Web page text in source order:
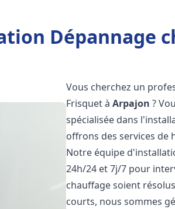
Dépannage
Vous cherchez un
Frisquet àArpajon ?
spécialisée dans
offrons des services de
Notre équipe
24h/24 et 7j/7 pour
chauffage soient
courts, nous sommes